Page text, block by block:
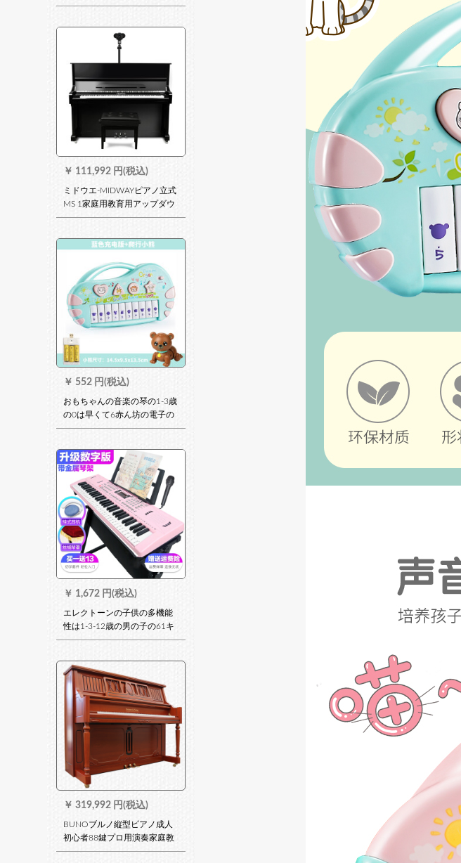
T BPの定金専门撮影、単独购
￥ 111,992 円(税込)
ミドウエ-MIDWAYピアノ立式
MS 1家庭用教育用アップダウ
ン演奏縦型ピアノ10年保証高
￥ 552 円(税込)
おもちゃんの音楽の琴の1-3歳
の0は早くて6赤ん坊の電子の
琴の赤ちゃんを教えます。9ヶ
+登ります。小くまさん
￥ 1,672 円(税込)
エレクトーンの子供の多機能
性は1-3-12歳の男の子の61キ
ーボードのピアノの赤ちゃん
級版（ピンク）の贈物のバッ
グ+琴架+イヤホーンの琴のカ
バの数字のボンド
￥ 319,992 円(税込)
BUNOブルノ縦型ピアノ成人
初心者88鍵プロ用演奏家庭教
育用入門ハイヘンドップ用原